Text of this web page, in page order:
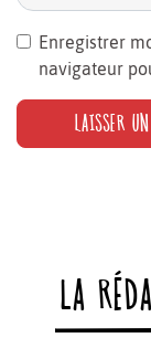
Enregistrer
navigateur
LA